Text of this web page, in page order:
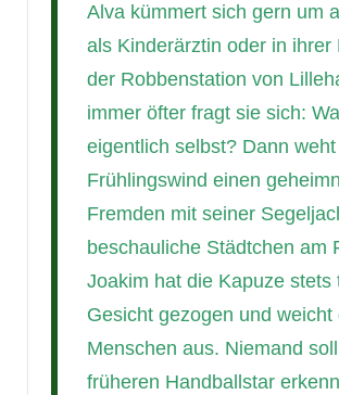
Alva kümmert sich gern um
als Kinderärztin oder in ihrer
der Robbenstation von
immer öfter fragt sie sich:
eigentlich selbst? Dann
Frühlingswind einen
Fremden mit seiner
beschauliche Städtchen am
Joakim hat die Kapuze stets
Gesicht gezogen und weicht
Menschen aus. Niemand
früheren Handballstar